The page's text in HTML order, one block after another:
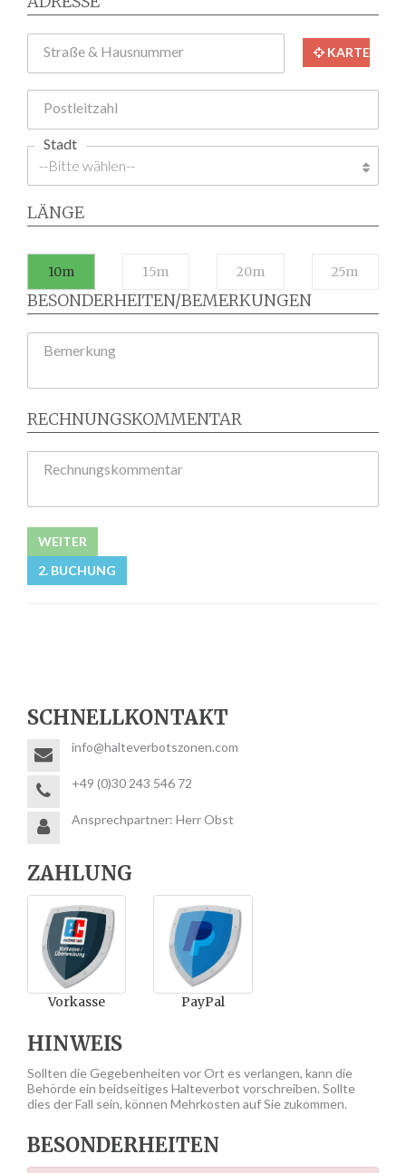
Straße & Hausnummer KARTE
Postleitzahl
Stadt
LÄNGE
10m 15m 20m 25m
BESONDERHEITEN/BEMERKUNGEN
Bemerkung
RECHNUNGSKOMMENTAR
Rechnungskommentar
WEITER
2. BUCHUNG
SCHNELLKONTAKT
info@halteverbotszonen.com
+49 (0)30 243 546 72
Ansprechpartner: Herr Obst
ZAHLUNG
Vorkasse PayPal
HINWEIS
Sollten die Gegebenheiten vor Ort es verlangen, kann die
Behörde ein beidseitiges Halteverbot vorschreiben. Sollte
dies der Fall sein, können Mehrkosten auf Sie zukommen.
BESONDERHEITEN